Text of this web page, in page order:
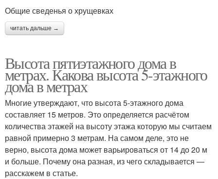
Общие сведенья о хрущевках
читать дальше →
Высота пятиэтажного дома в
метрах. Какова высота 5-этажного
дома в метрах
Многие утверждают, что высота 5-этажного дома
составляет 15 метров. Это определяется расчётом
количества этажей на высоту этажа которую мы считаем
равной примерно 3 метрам. На самом деле, это не
верно, высота дома может варьироваться от 14 до 20 м
и больше. Почему она разная, из чего складывается —
расскажем в статье.